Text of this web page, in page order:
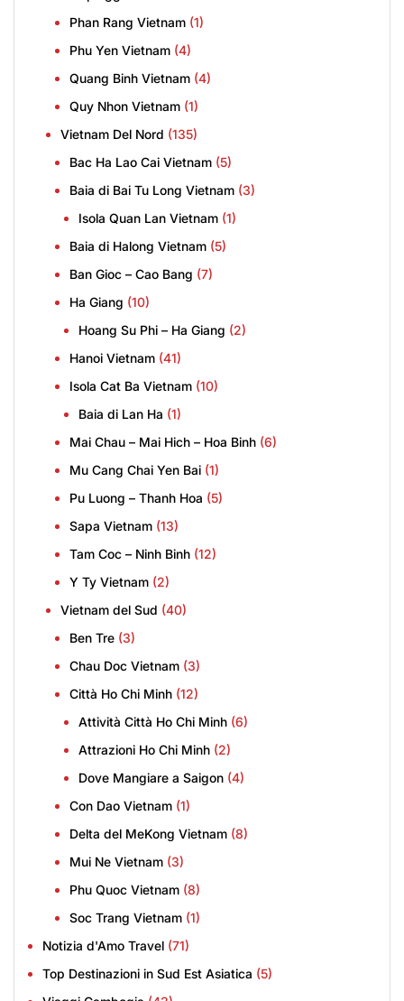
Phan Rang Vietnam (1)
Phu Yen Vietnam (4)
Quang Binh Vietnam (4)
Quy Nhon Vietnam (1)
Vietnam Del Nord (135)
Bac Ha Lao Cai Vietnam (5)
Baia di Bai Tu Long Vietnam (3)
Isola Quan Lan Vietnam (1)
Baia di Halong Vietnam (5)
Ban Gioc – Cao Bang (7)
Ha Giang (10)
Hoang Su Phi – Ha Giang (2)
Hanoi Vietnam (41)
Isola Cat Ba Vietnam (10)
Baia di Lan Ha (1)
Mai Chau – Mai Hich – Hoa Binh (6)
Mu Cang Chai Yen Bai (1)
Pu Luong – Thanh Hoa (5)
Sapa Vietnam (13)
Tam Coc – Ninh Binh (12)
Y Ty Vietnam (2)
Vietnam del Sud (40)
Ben Tre (3)
Chau Doc Vietnam (3)
Città Ho Chi Minh (12)
Attività Città Ho Chi Minh (6)
Attrazioni Ho Chi Minh (2)
Dove Mangiare a Saigon (4)
Con Dao Vietnam (1)
Delta del MeKong Vietnam (8)
Mui Ne Vietnam (3)
Phu Quoc Vietnam (8)
Soc Trang Vietnam (1)
Notizia d'Amo Travel (71)
Top Destinazioni in Sud Est Asiatica (5)